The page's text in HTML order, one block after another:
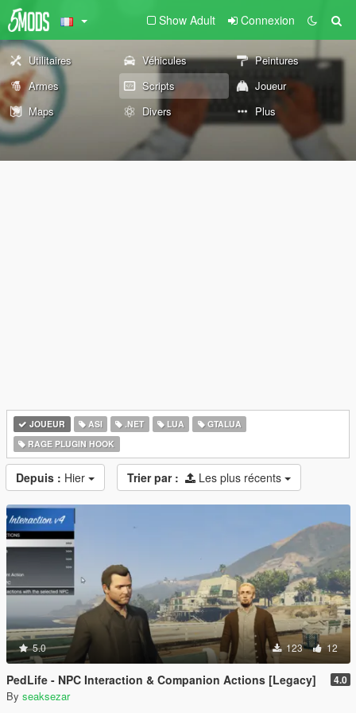
Show Adult Connexion
Utilitaires Véhicules
Peintures
Armes
Scripts
Joueur
Maps
Divers Plus
JOUEUR ASI .NET LUA
GTALUA
RAGE PLUGIN HOOK
Depuis : Hier Trier par : Les plus récents
5.0 123 12
PedLife - NPC Interaction & Companion Actions [Legacy] 4.0
By seaksezar